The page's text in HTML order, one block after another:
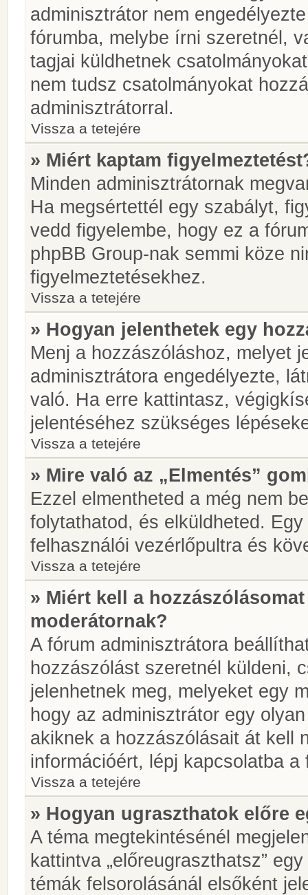
adminisztrátor nem
fórumba, melybe írni szeretnél,
tagjai küldhetnek
nem tudsz csatolmányokat
adminisztrátorral.
Vissza a tetejére
» Miért kaptam
Minden adminisztrátornak
Ha megsértettél egy szabályt,
vedd figyelembe, hogy ez a
phpBB Group-nak semmi köze
figyelmeztetésekhez.
Vissza a tetejére
» Hogyan jelenthetek egy
Menj a hozzászóláshoz, melyet
adminisztrátora engedélyezte,
való. Ha erre kattintasz,
jelentéséhez szükséges
Vissza a tetejére
» Mire való az „Elmentés”
Ezzel elmentheted a még nem
folytathatod, és elküldheted.
felhasználói vezérlőpultra és
Vissza a tetejére
» Miért kell a
moderátornak?
A fórum adminisztrátora
hozzászólást szeretnél küldeni,
jelenhetnek meg, melyeket egy
hogy az adminisztrátor egy
akiknek a hozzászólásait át kell
információért, lépj kapcsolatba
Vissza a tetejére
» Hogyan ugraszthatok előre
A téma megtekintésénél
kattintva „előreugraszthatsz”
témák felsorolásánál elsőként